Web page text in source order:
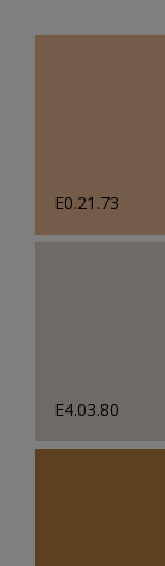
E0.21.73
E4.03.80